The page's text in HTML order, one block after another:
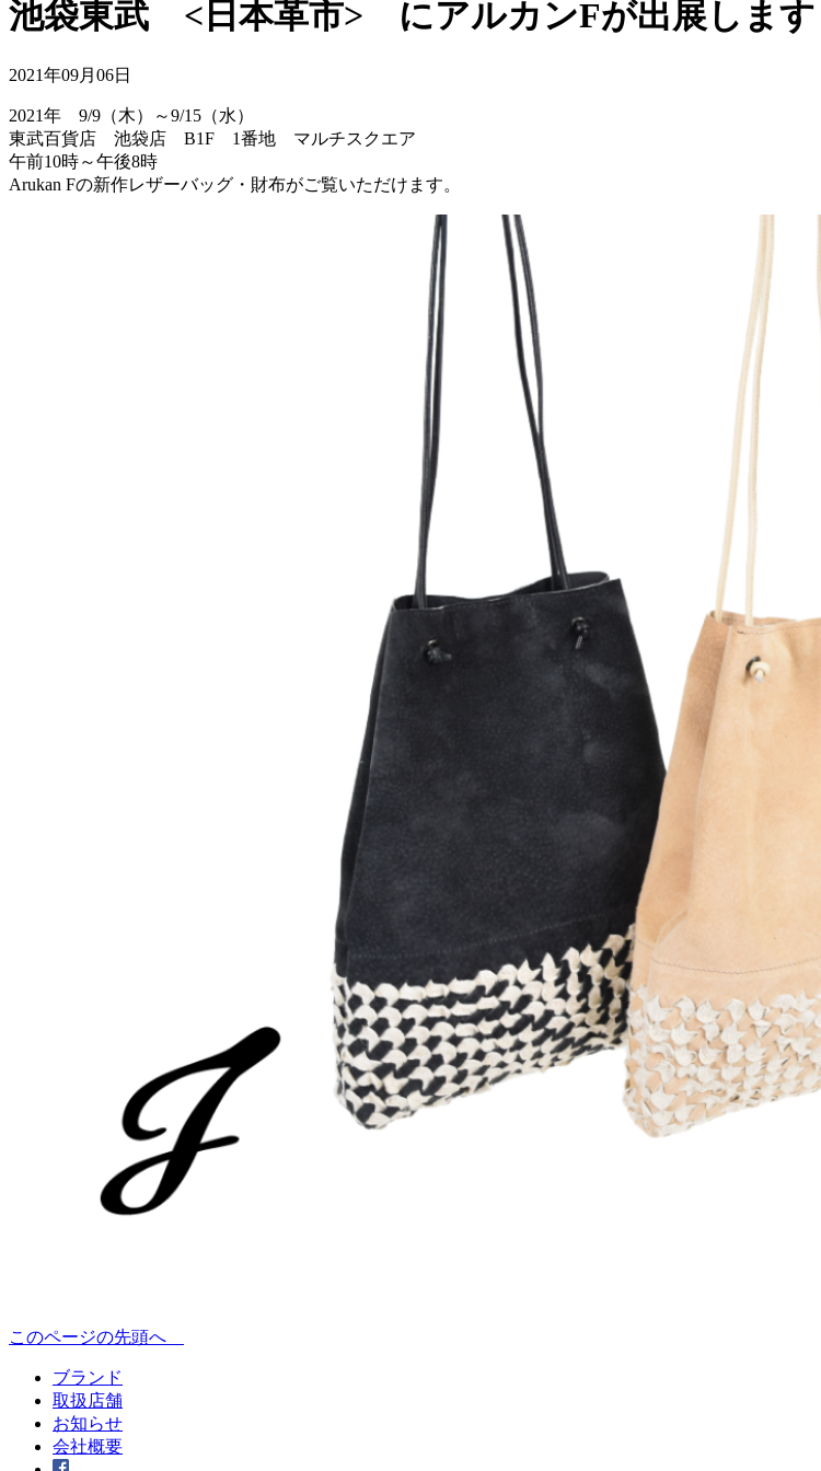
池袋東武 <日本革市> にアルカンFが出展します
2021年09月06日
2021年 9/9（木）～9/15（水）
東武百貨店 池袋店 B1F 1番地 マルチスクエア
午前10時～午後8時
Arukan Fの新作レザーバッグ・財布がご覧いただけます。
このページの先頭へ
ブランド
取扱店舗
お知らせ
会社概要